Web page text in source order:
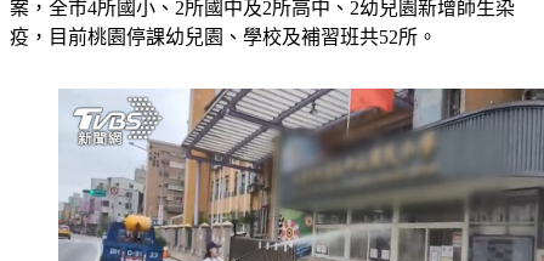
市長鄭文燦說，市內傳播鏈共32條，其中25條今天有新增個
案，全市4所國小、2所國中及2所高中、2幼兒園新增師生染